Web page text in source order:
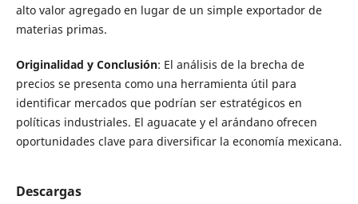
alto valor agregado en lugar de un simple exportador de
materias primas.
Originalidad y Conclusión: El análisis de la brecha de
precios se presenta como una herramienta útil para
identificar mercados que podrían ser estratégicos en
políticas industriales. El aguacate y el arándano ofrecen
oportunidades clave para diversificar la economía mexicana.
Descargas